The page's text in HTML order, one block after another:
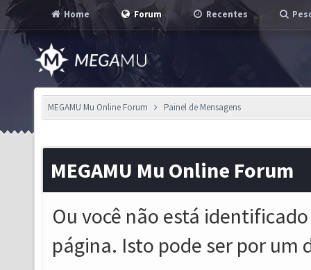
Home Forum Recentes
MEGAMU Mu Online Forum Painel de Mensagens
MEGAMU Mu Online Forum
Ou você não está
página. Isto pode ser por um